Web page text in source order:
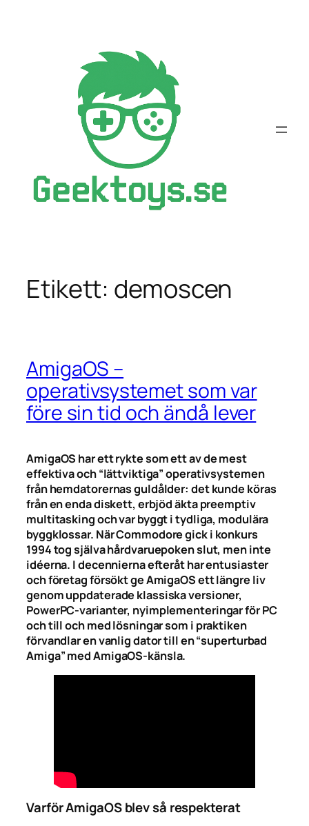
Etikett: demoscen
AmigaOS –
operativsystemet som var
före sin tid och ändå lever
AmigaOS har ett rykte som ett av de mest
effektiva och “lättviktiga” operativsystemen
från hemdatorernas guldålder: det kunde köras
från en enda diskett, erbjöd äkta preemptiv
multitasking och var byggt i tydliga, modulära
byggklossar. När Commodore gick i konkurs
1994 tog själva hårdvaruepoken slut, men inte
idéerna. I decennierna efteråt har entusiaster
och företag försökt ge AmigaOS ett längre liv
genom uppdaterade klassiska versioner,
PowerPC-varianter, nyimplementeringar för PC
och till och med lösningar som i praktiken
förvandlar en vanlig dator till en “superturbad
Amiga” med AmigaOS-känsla.
Varför AmigaOS blev så respekterat